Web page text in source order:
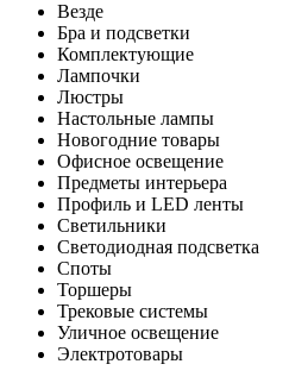
Везде
Бра и подсветки
Комплектующие
Лампочки
Люстры
Настольные лампы
Новогодние товары
Офисное освещение
Предметы интерьера
Профиль и LED ленты
Светильники
Светодиодная подсветка
Споты
Торшеры
Трековые системы
Уличное освещение
Электротовары